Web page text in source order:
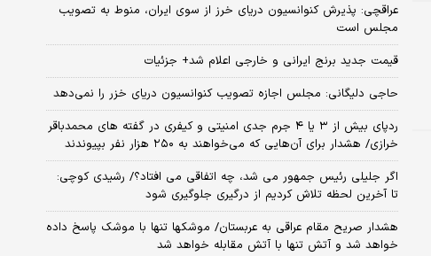
عراقچی: پذیرش کنوانسیون دریای خرز از سوی ایران، منوط به تصویب
مجلس است
قیمت جدید برنج ایرانی و خارجی اعلام شد+ جزئیات
حاجی دلیگانی: مجلس اجازه تصویب کنوانسیون دریای خزر را نمی‌دهد
ردپای بیش از ۳ یا ۴ جرم جدی امنیتی و کیفری در گفته های محمدباقر
خرازی/ هشدار برای آن‌هایی که می‌خواهند به ۲۵۰ هزار نفر بپیوندند
اگر جلیلی رئیس جمهور می شد، چه اتفاقی می افتاد؟/ رشیدی کوچی:
تا آخرین لحظه تلاش کردیم از درگیری جلوگیری شود
هشدار صریح مقام عراقی به عربستان/ موشکها تنها با موشک پاسخ داده
خواهد شد و آتش تنها با آتش مقابله خواهد شد